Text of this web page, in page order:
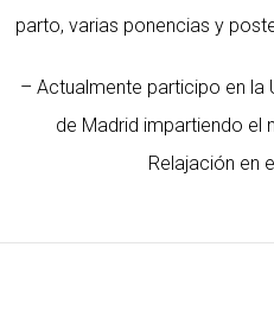
parto, varias ponencias y
– Actualmente participo en la
de Madrid impartiendo el
Relajación en